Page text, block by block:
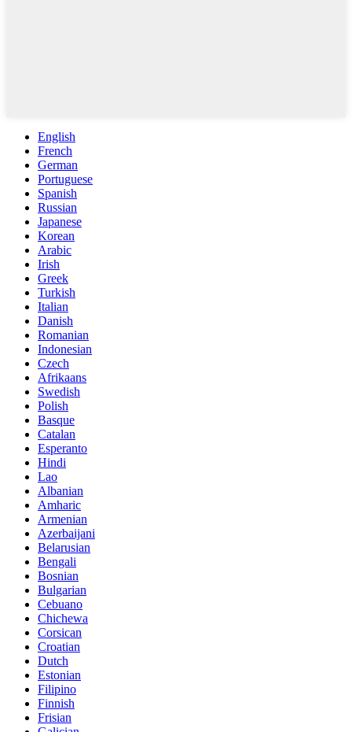
English
French
German
Portuguese
Spanish
Russian
Japanese
Korean
Arabic
Irish
Greek
Turkish
Italian
Danish
Romanian
Indonesian
Czech
Afrikaans
Swedish
Polish
Basque
Catalan
Esperanto
Hindi
Lao
Albanian
Amharic
Armenian
Azerbaijani
Belarusian
Bengali
Bosnian
Bulgarian
Cebuano
Chichewa
Corsican
Croatian
Dutch
Estonian
Filipino
Finnish
Frisian